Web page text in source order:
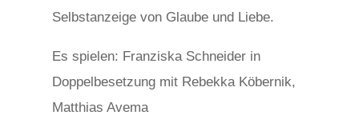
Selbstanzeige von Glaube und Liebe.
Es spielen: Franziska Schneider in
Doppelbesetzung mit Rebekka Köbernik,
Matthias Avema